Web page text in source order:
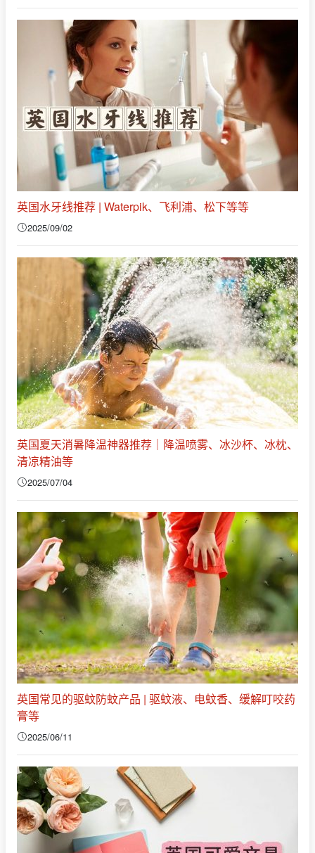
英国水牙线推荐 | Waterpik、飞利浦、松下等等
2025/09/02
英国夏天消暑降温神器推荐｜降温喷雾、冰沙杯、冰枕、
清凉精油等
2025/07/04
英国常见的驱蚊防蚊产品 | 驱蚊液、电蚊香、缓解叮咬药
膏等
2025/06/11